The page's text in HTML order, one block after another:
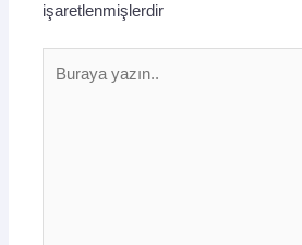
işaretlenmişlerdir
yazın..